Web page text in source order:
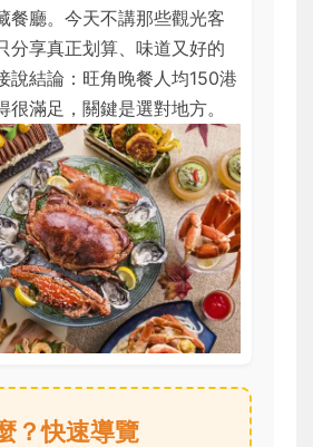
餐廳。今天不講那些觀光客
分享真正划算、味道又好的
說結論：旺角晚餐人均150港
很滿足，關鍵是選對地方。
？快速導覽